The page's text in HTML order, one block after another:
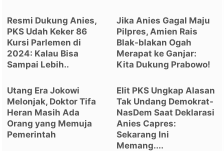
Resmi Dukung Anies,
PKS Udah Keker 86
Kursi Parlemen di
2024: Kalau Bisa
Sampai Lebih..
Jika Anies Gagal Maju
Pilpres, Amien Rais
Blak-blakan Ogah
Merapat ke Ganjar:
Kita Dukung Prabowo!
Utang Era Jokowi
Melonjak, Doktor Tifa
Heran Masih Ada
Orang yang Memuja
Pemerintah
Elit PKS Ungkap Alasan
Tak Undang Demokrat-
NasDem Saat Deklarasi
Anies Capres:
Sekarang Ini
Memang....